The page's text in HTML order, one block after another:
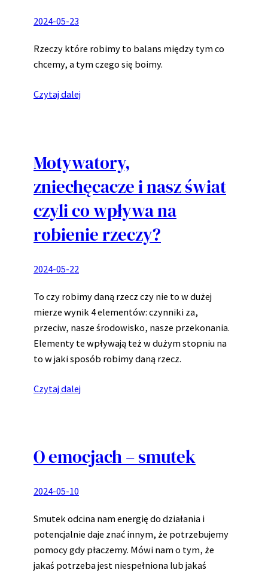
2024-05-23
Rzeczy które robimy to balans między tym co
chcemy, a tym czego się boimy.
Czytaj dalej
Motywatory,
zniechęcacze i nasz świat
czyli co wpływa na
robienie rzeczy?
2024-05-22
To czy robimy daną rzecz czy nie to w dużej
mierze wynik 4 elementów: czynniki za,
przeciw, nasze środowisko, nasze przekonania.
Elementy te wpływają też w dużym stopniu na
to w jaki sposób robimy daną rzecz.
Czytaj dalej
O emocjach – smutek
2024-05-10
Smutek odcina nam energię do działania i
potencjalnie daje znać innym, że potrzebujemy
pomocy gdy płaczemy. Mówi nam o tym, że
jakaś potrzeba jest niespełniona lub jakaś